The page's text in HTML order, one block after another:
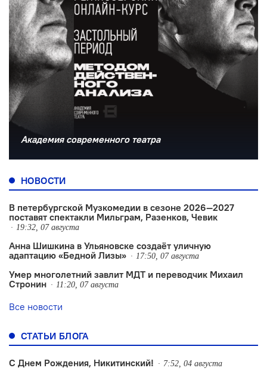
Академия современного театра
НОВОСТИ
В петербургской Музкомедии в сезоне 2026—2027
поставят спектакли Мильграм, Разенков, Чевик
19:32, 07 августа
Анна Шишкина в Ульяновске создаëт уличную
адаптацию «Бедной Лизы»
17:50, 07 августа
Умер многолетний завлит МДТ и переводчик Михаил
Стронин
11:20, 07 августа
Все новости
СТАТЬИ БЛОГА
С Днем Рождения, Никитинский! 7:52, 04 августа